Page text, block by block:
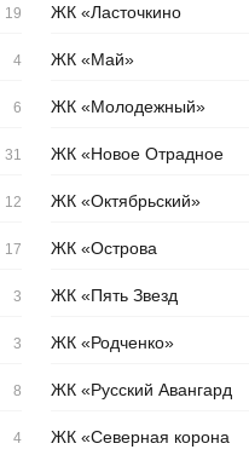
19 ЖК «Ласточкино
4 ЖК «Май»
6 ЖК «Молодежный»
31 ЖК «Новое Отрадное
12 ЖК «Октябрьский»
17 ЖК «Острова
3 ЖК «Пять Звезд
3 ЖК «Родченко»
8 ЖК «Русский Авангард
4 ЖК «Северная корона